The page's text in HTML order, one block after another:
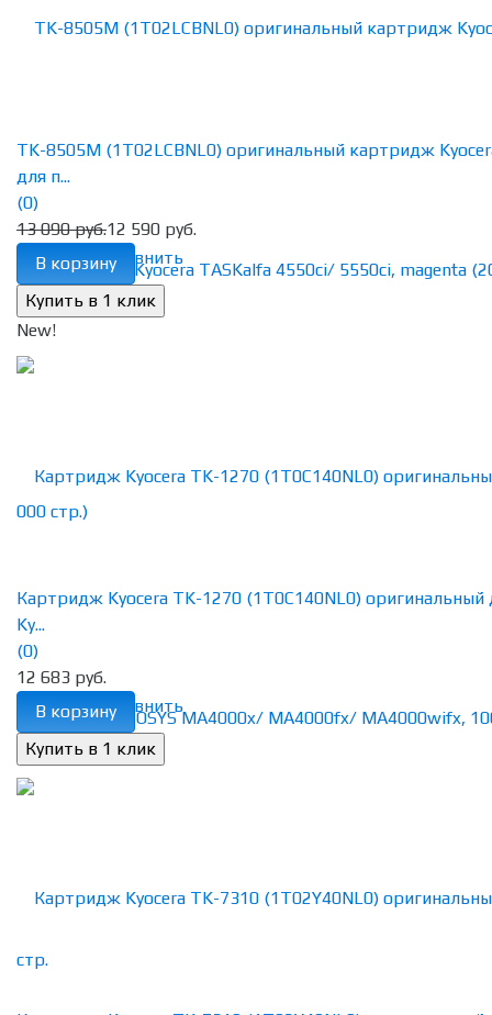
избранное сравнить
TK-8505M (1T02LCBNL0) оригинальный картридж
для п...
(0)
13 090 руб.12 590 руб.
В корзину
New!
избранное сравнить
Картридж Kyocera TK-1270 (1T0C140NL0) оригинальный
Ky...
(0)
12 683 руб.
В корзину